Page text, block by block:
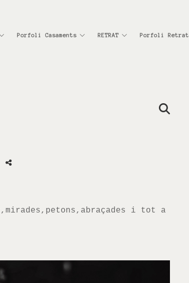
Porfoli Casaments RETRAT Porfoli Retrat
,mirades,petons, abraçades i tot a